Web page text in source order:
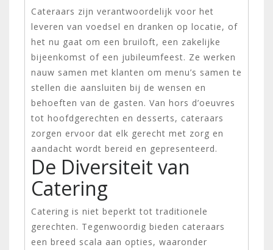
Cateraars zijn verantwoordelijk voor het
leveren van voedsel en dranken op locatie, of
het nu gaat om een bruiloft, een zakelijke
bijeenkomst of een jubileumfeest. Ze werken
nauw samen met klanten om menu’s samen te
stellen die aansluiten bij de wensen en
behoeften van de gasten. Van hors d’oeuvres
tot hoofdgerechten en desserts, cateraars
zorgen ervoor dat elk gerecht met zorg en
aandacht wordt bereid en gepresenteerd.
De Diversiteit van
Catering
Catering is niet beperkt tot traditionele
gerechten. Tegenwoordig bieden cateraars
een breed scala aan opties, waaronder